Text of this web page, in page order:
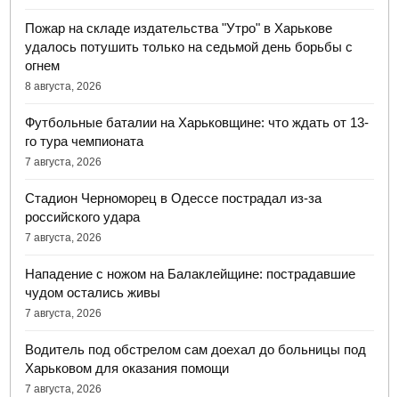
Пожар на складе издательства "Утро" в Харькове
удалось потушить только на седьмой день борьбы с
огнем
8 августа, 2026
Футбольные баталии на Харьковщине: что ждать от 13-
го тура чемпионата
7 августа, 2026
Стадион Черноморец в Одессе пострадал из-за
российского удара
7 августа, 2026
Нападение с ножом на Балаклейщине: пострадавшие
чудом остались живы
7 августа, 2026
Водитель под обстрелом сам доехал до больницы под
Харьковом для оказания помощи
7 августа, 2026